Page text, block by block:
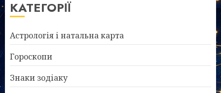
КАТЕГОРІЇ
Астрологія і натальна карта
Гороскопи
Знаки зодіаку